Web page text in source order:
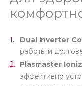
Dual Inverter
работы и
Plasmaster
эффективно